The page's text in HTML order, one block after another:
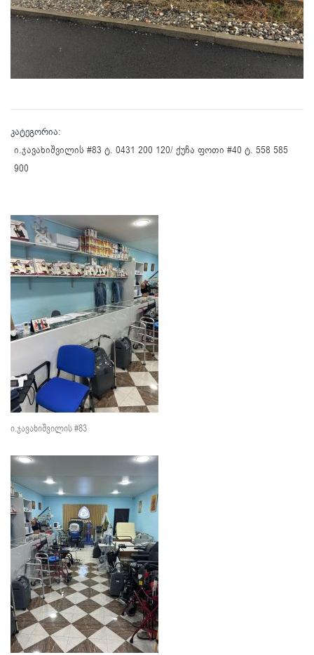
კატეგორია:
ი.ჯავახიშვილის #83 ტ. 0431 200 120/ ქუჩა ფოთი #40 ტ. 558 585
900
ი.ჯავახიშვილის #83